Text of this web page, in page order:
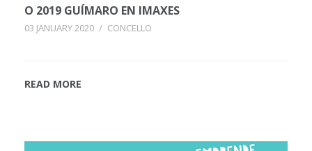
O 2019 GUÍMARO EN IMAXES
03 JANUARY 2020 / CONCELLO
READ MORE